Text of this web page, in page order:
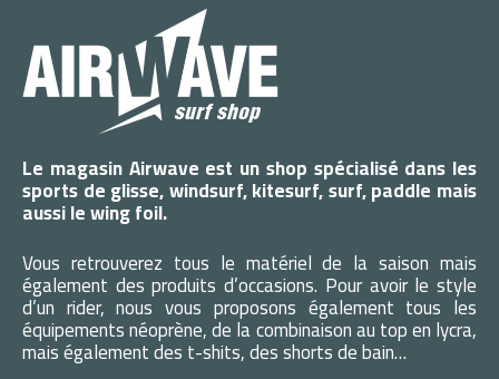
Le magasin Airwave est un shop spécialisé dans les
sports de glisse, windsurf, kitesurf, surf, paddle mais
aussi le wing foil.
Vous retrouverez tous le matériel de la saison mais
également des produits d’occasions. Pour avoir le style
d’un rider, nous vous proposons également tous les
équipements néoprène, de la combinaison au top en lycra,
mais également des t-shits, des shorts de bain…